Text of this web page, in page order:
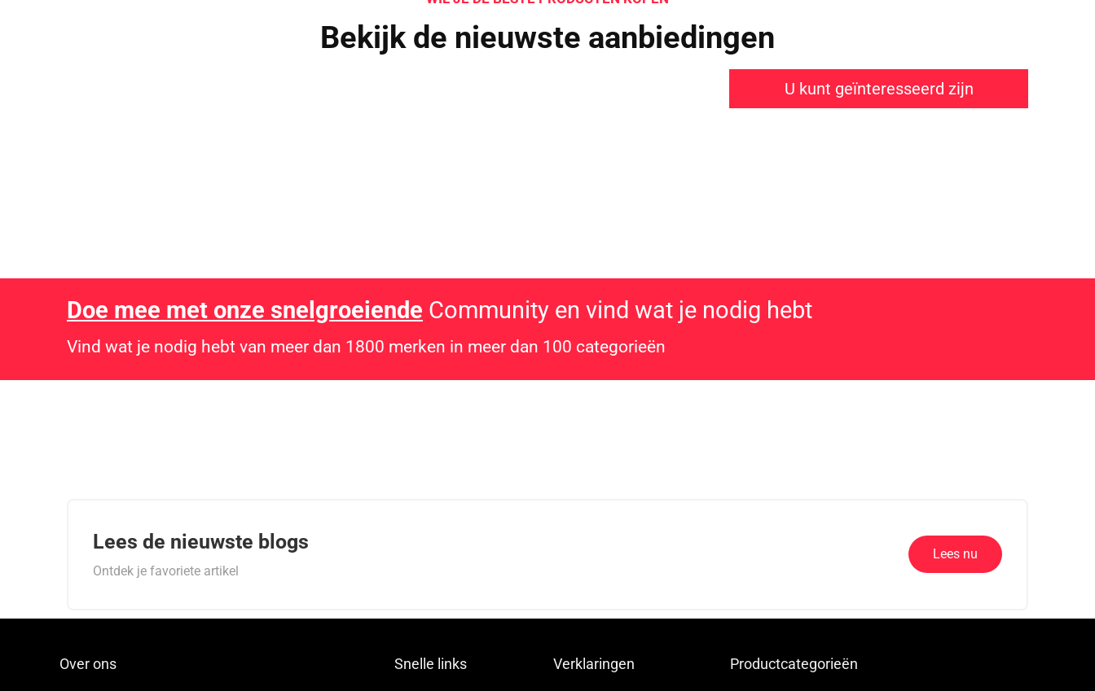
Bekijk de nieuwste aanbiedingen
U kunt geïnteresseerd zijn
Doe mee met onze snelgroeiende Community en vind wat je nodig hebt
Vind wat je nodig hebt van meer dan 1800 merken in meer dan 100 categorieën
Lees de nieuwste blogs
Ontdek je favoriete artikel
Lees nu
Over ons Snelle links Verklaringen Productcategorieën